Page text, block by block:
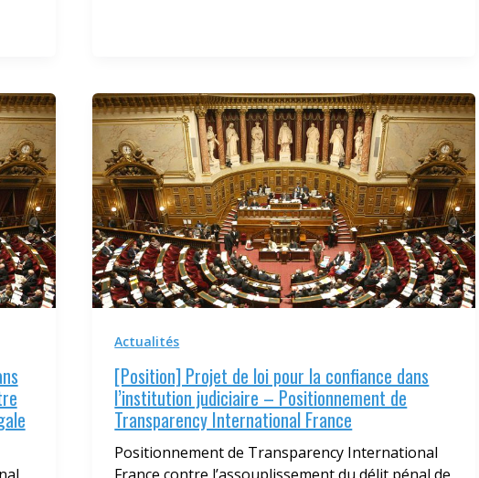
Actualités
[Position] Projet de loi pour la confiance dans
l’institution judiciaire – Positionnement de
Transparency International France
Positionnement de Transparency International